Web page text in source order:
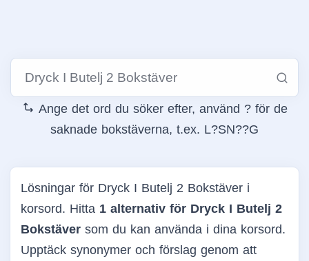
Ange det ord du söker efter, använd ? för de
saknade bokstäverna, t.ex. L?SN??G
Lösningar för Dryck I Butelj 2 Bokstäver i
korsord. Hitta 1 alternativ för Dryck I Butelj 2
Bokstäver som du kan använda i dina korsord.
Upptäck synonymer och förslag genom att